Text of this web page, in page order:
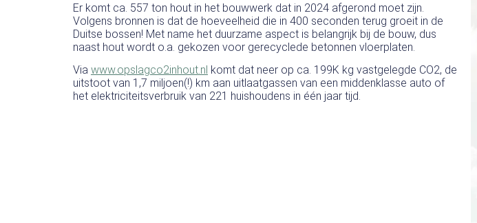
Er komt ca. 557 ton hout in het bouwwerk dat in 2024 afgerond moet zijn.
Volgens bronnen is dat de hoeveelheid die in 400 seconden terug groeit in de
Duitse bossen! Met name het duurzame aspect is belangrijk bij de bouw, dus
naast hout wordt o.a. gekozen voor gerecyclede betonnen vloerplaten.
Via www.opslagco2inhout.nl komt dat neer op ca. 199K kg vastgelegde CO2, de
uitstoot van 1,7 miljoen(!) km aan uitlaatgassen van een middenklasse auto of
het elektriciteitsverbruik van 221 huishoudens in één jaar tijd.